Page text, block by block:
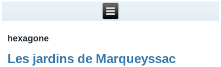
hexagone
Les jardins de Marqueyssac